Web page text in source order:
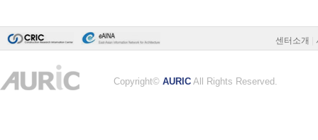
센터소개
Copyright© AURIC All Rights Reserved.